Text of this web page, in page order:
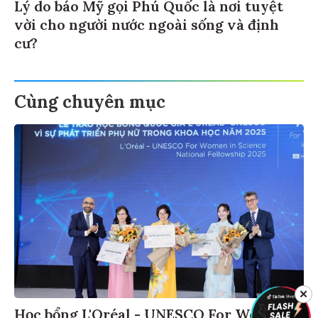
Lý do báo Mỹ gọi Phú Quốc là nơi tuyệt
vời cho người nước ngoài sống và định
cư?
Cùng chuyên mục
✕